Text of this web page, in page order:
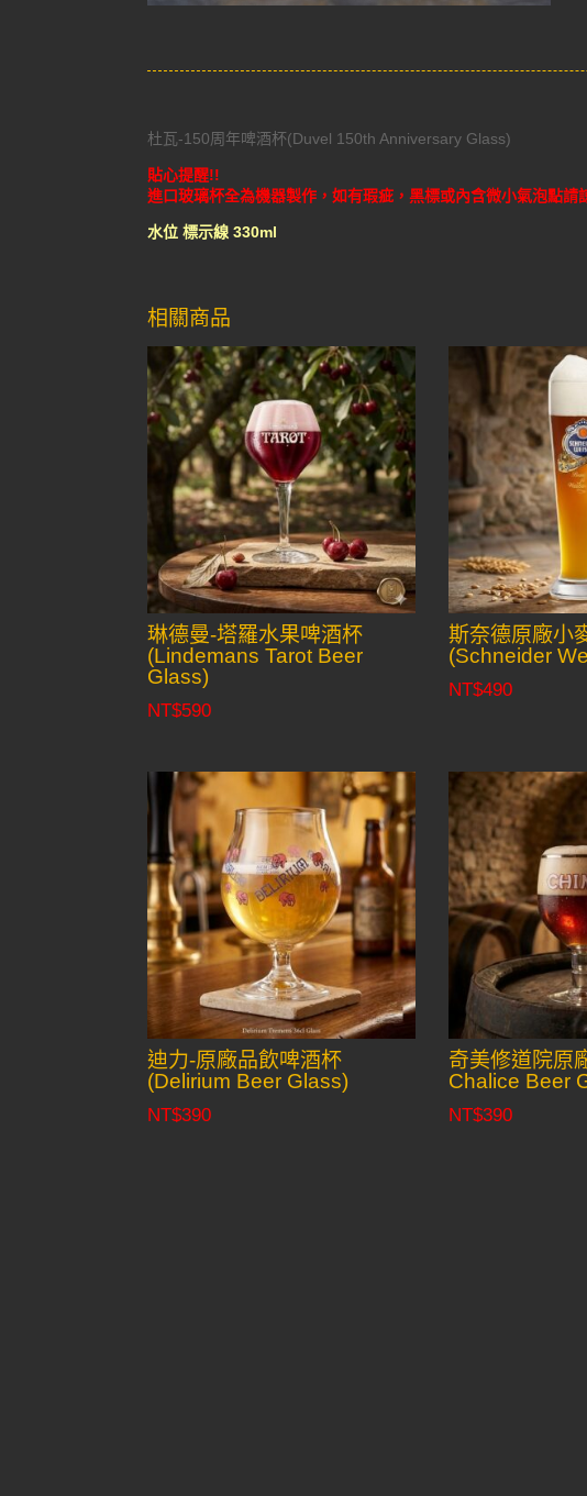
杜瓦-150周年啤酒杯(Duvel 150th Anniversary Glass)
貼心提醒!!
進口玻璃杯全為機器製作，如有瑕疵，黑標或內含微小氣泡點
水位 標示線 330ml
相關商品
琳德曼-塔羅水果啤酒杯
(Lindemans Tarot Beer
Glass)
NT$590
斯奈德原廠小
(Schneider
NT$490
迪力-原廠品飲啤酒杯
(Delirium Beer Glass)
NT$390
奇美修道院原
Chalice Beer
NT$390